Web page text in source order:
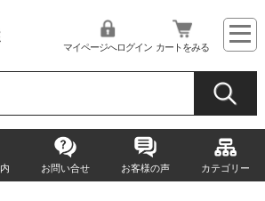
マイページへログイン カートをみる
お問い合せ お客様の声 カテゴリー